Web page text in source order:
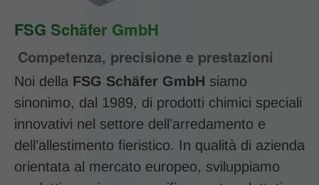
FSG Schäfer GmbH
Competenza, precisione e prestazioni
Noi della FSG Schäfer GmbH siamo
sinonimo, dal 1989, di prodotti chimici speciali
innovativi nel settore dell’arredamento e
dell’allestimento fieristico. In qualità di azienda
orientata al mercato europeo, sviluppiamo